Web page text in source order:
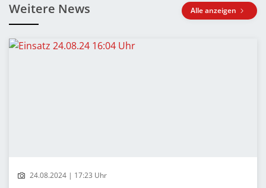
Weitere News Alle anzeigen
24.08.2024 | 17:23 Uhr